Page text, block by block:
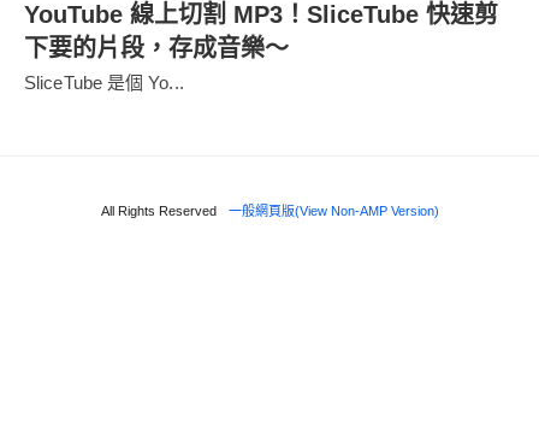
YouTube 線上切割 MP3！SliceTube 快速剪
下要的片段，存成音樂～
SliceTube 是個 Yo...
All Rights Reserved 一般網頁版(View Non-AMP Version)